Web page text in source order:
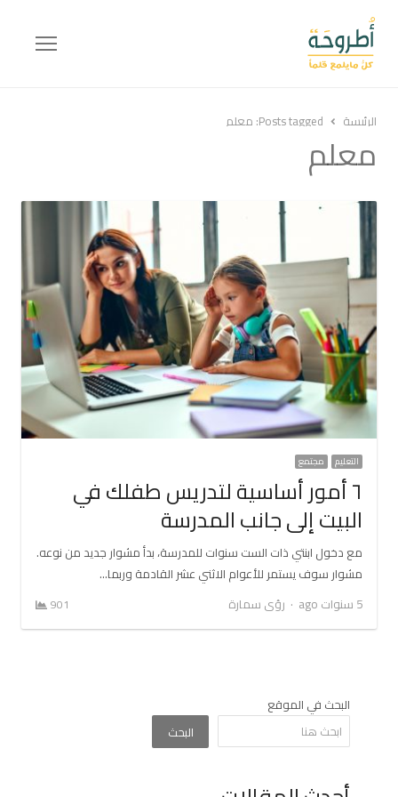
Menu
الرئيسة Posts tagged: معلم
معلم
التعليم مجتمع
٦ أمور أساسية لتدريس طفلك في
البيت إلى جانب المدرسة
مع دخول ابنتي ذات الست سنوات للمدرسة، بدأ مشوار جديد من نوعه.
مشوار سوف يستمر للأعوام الاثني عشر القادمة وربما…
5 سنوات ago
Author
رؤى سمارة 901
البحث في الموقع
البحث